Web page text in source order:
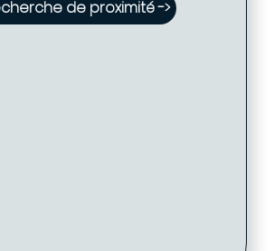
de proximité ->